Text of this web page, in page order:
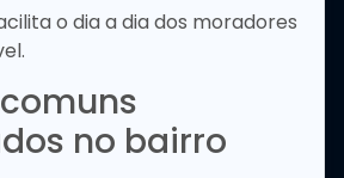
o dia a dia dos moradores
no bairro